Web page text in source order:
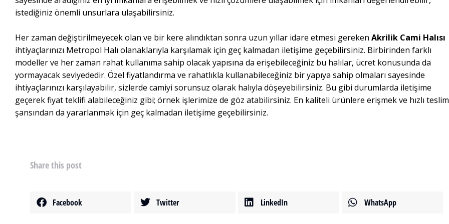
istediğiniz önemli unsurlara ulaşabilirsiniz.
Her zaman değiştirilmeyecek olan ve bir kere alındıktan sonra uzun yıllar idare etmesi gereken Akrilik Cami Halısı
ihtiyaçlarınızı Metropol Halı olanaklarıyla karşılamak için geç kalmadan iletişime geçebilirsiniz. Birbirinden farklı
modeller ve her zaman rahat kullanıma sahip olacak yapısına da erişebileceğiniz bu halılar, ücret konusunda da
yormayacak seviyededir. Özel fiyatlandırma ve rahatlıkla kullanabileceğiniz bir yapıya sahip olmaları sayesinde
ihtiyaçlarınızı karşılayabilir, sizlerde camiyi sorunsuz olarak halıyla döşeyebilirsiniz. Bu gibi durumlarda iletişime
geçerek fiyat teklifi alabileceğiniz gibi; örnek işlerimize de göz atabilirsiniz. En kaliteli ürünlere erişmek ve hızlı
şansından da yararlanmak için geç kalmadan iletişime geçebilirsiniz.
Share this post
Facebook Twitter LinkedIn WhatsApp
Akrilik Cami Halısı Cami Halıları,
Akrilik Cami Halısı,Cami Halı